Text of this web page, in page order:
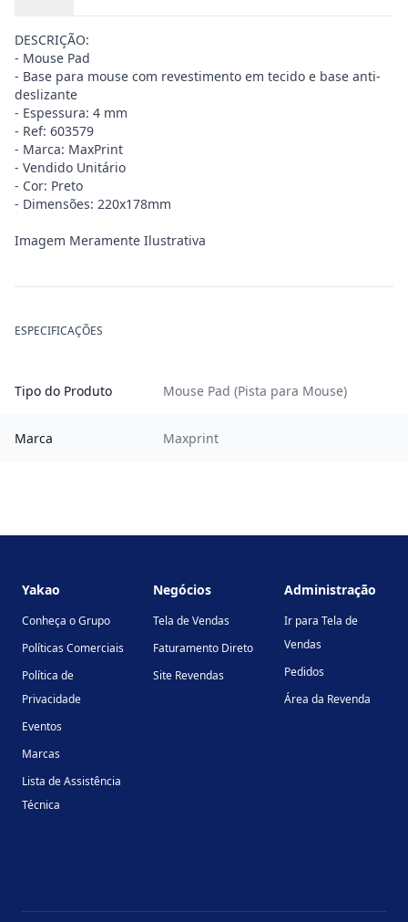
DESCRIÇÃO:
- Mouse Pad
- Base para mouse com revestimento em tecido e base anti-
deslizante
- Espessura: 4 mm
- Ref: 603579
- Marca: MaxPrint
- Vendido Unitário
- Cor: Preto
- Dimensões: 220x178mm
Imagem Meramente Ilustrativa
ESPECIFICAÇÕES
Tipo do Produto Mouse Pad (Pista para Mouse)
Marca Maxprint
Yakao
Conheça o Grupo
Políticas Comerciais
Política de
Privacidade
Eventos
Marcas
Lista de Assistência
Técnica
Negócios
Tela de Vendas
Faturamento Direto
Site Revendas
Administração
Ir para Tela de
Vendas
Pedidos
Área da Revenda